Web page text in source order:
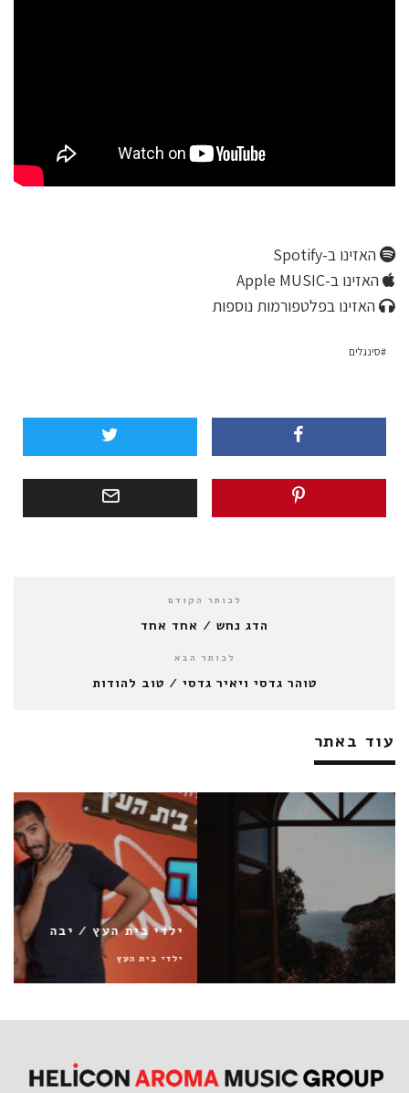
האזינו ב-Spotify
האזינו ב-Apple MUSIC
האזינו בפלטפורמות נוספות
סינגלים
לכותר הקודם
הדג נחש / אחד אחד
לכותר הבא
טוהר גדסי ויאיר גדסי / טוב להודות
עוד באתר
ילדי בית העץ / יבה
ילדי בית העץ